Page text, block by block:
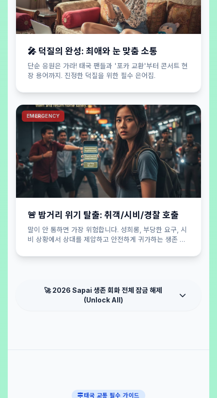
🎤 덕질의 완성: 최애와 눈 맞춤 소통
단순 응원은 가라! 태국 팬들과 '포카 교환'부터 콘서트 현
장 용어까지. 진정한 덕질을 위한 필수 은어집.
EMERGENCY
🚨 밤거리 위기 탈출: 취객/시비/경찰 호출
말이 안 통하면 가장 위험합니다. 성희롱, 부당한 요구, 시
비 상황에서 상대를 제압하고 안전하게 귀가하는 생존 버
🚀 2026 Sapai 생존 회화 전체 잠금 해제
(Unlock All)
태국 교통 필수 가이드